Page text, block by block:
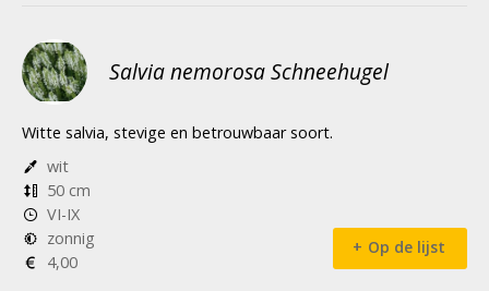
Salvia nemorosa Schneehugel
Witte salvia, stevige en betrouwbaar soort.
wit
50 cm
VI-IX
zonnig
4,00
Op de lijst